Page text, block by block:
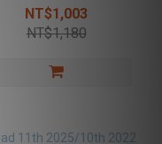
摔殼(筆槽)-冰藍
NT$1,003
NT$1,180